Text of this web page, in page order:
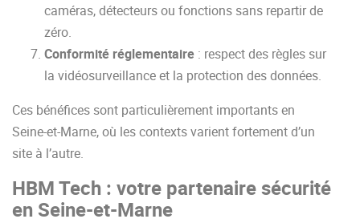
caméras, détecteurs ou fonctions sans repartir de
zéro.
Conformité réglementaire : respect des règles sur
la vidéosurveillance et la protection des données.
Ces bénéfices sont particulièrement importants en
Seine-et-Marne, où les contexts varient fortement d’un
site à l’autre.
HBM Tech : votre partenaire sécurité
en Seine-et-Marne